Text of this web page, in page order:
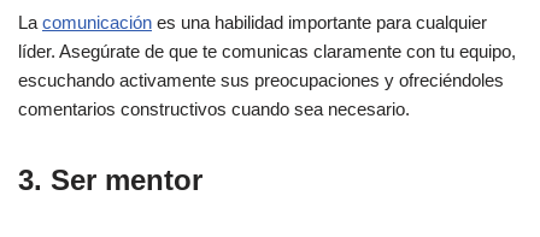
La comunicación es una habilidad importante para cualquier
líder. Asegúrate de que te comunicas claramente con tu equipo,
escuchando activamente sus preocupaciones y ofreciéndoles
comentarios constructivos cuando sea necesario.
3. Ser mentor